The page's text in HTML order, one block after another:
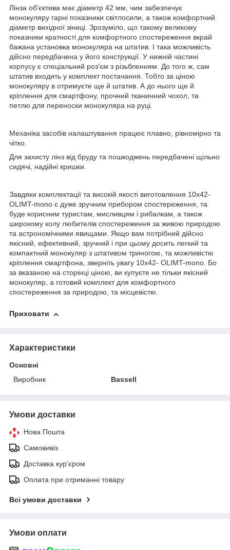
Лінза об'єктива має діаметр 42 мм, чим забезпечує
монокуляру гарні показники світлосили, а також комфортний
діаметр вихідної зіниці. Зрозуміло, що такому великому
показники кратності для комфортного спостереження вкрай
бажана установка монокуляра на штатив. І така можливість
дійсно передбачена у його конструкції. У нижній частині
корпусу є спеціальний роз'єм з різьбленням. До того ж, сам
штатив входить у комплект постачання. Тобто за ціною
монокуляру в отримуєте ще й штатив. А до нього ще й
кріплення для смартфону, прочний тканинний чохол, та
петлю для переноски монокуляра на руці.
Механіка засобів налаштування працює плавно, рівномірно та
чітко.
Для захисту лінз від бруду та пошкоджень передбачені щільно
сидячі, надійні кришки.
Завдяки комплектації та високій якості виготовлення 10x42-
OLIMT-mono є дуже зручним прибором спостереження, та
буде корисним туристам, мисливцям і рибалкам, а також
широкому колу любителів спостереження за живою природою
та астрономічними явищами. Якщо вам потрібний дійсно
якісний, ефективний, зручний і при цьому досить легкий та
компактний монокуляр з штативом триногою, та можливістю
кріплення смартфона, зверніть увагу 10x42- OLIMT-mono. Бо
за вказаною на сторінці ціною, ви купуєте не тільки якісний
монокуляр, а готовий комплект для комфортного
спостереження за природою, та місцевістю.
Приховати
Характеристики
Основні
Виробник
Bassell
Умови доставки
Нова Пошта
Самовивіз
Доставка кур'єром
Оплата при отриманні товару
Всі умови доставки
Умови оплати